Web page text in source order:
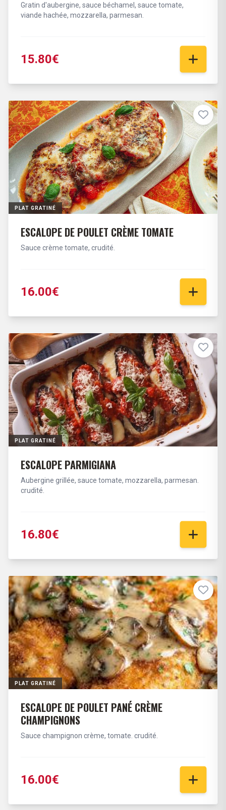
Gratin d'aubergine, sauce béchamel, sauce tomate,
viande hachée, mozzarella, parmesan.
15.80€
PLAT GRATINÉ
ESCALOPE DE POULET CRÈME TOMATE
Sauce crème tomate, crudité.
16.00€
PLAT GRATINÉ
ESCALOPE PARMIGIANA
Aubergine grillée, sauce tomate, mozzarella, parmesan.
crudité.
16.80€
PLAT GRATINÉ
ESCALOPE DE POULET PANÉ CRÈME
CHAMPIGNONS
Sauce champignon crème, tomate. crudité.
16.00€